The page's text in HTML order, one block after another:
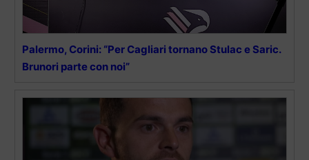
Palermo, Corini: “Per Cagliari tornano Stulac e Saric.
Brunori parte con noi”